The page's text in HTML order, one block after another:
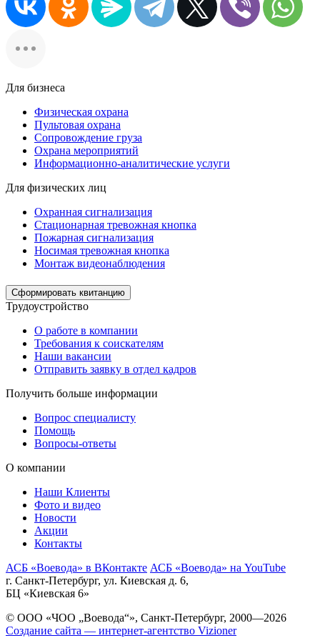
Для бизнеса
Физическая охрана
Пультовая охрана
Сопровождение груза
Охрана мероприятий
Информационно-аналитические услуги
Для физических лиц
Охранная сигнализация
Стационарная тревожная кнопка
Пожарная сигнализация
Носимая тревожная кнопка
Монтаж видеонаблюдения
Сформировать квитанцию
Трудоустройство
О работе в компании
Требования к соискателям
Наши вакансии
Отправить заявку в отдел кадров
Получить больше информации
Вопрос специалисту
Помощь
Вопросы-ответы
О компании
Наши Клиенты
Фото и видео
Новости
Акции
Контакты
АСБ «Воевода» в ВКонтакте АСБ «Воевода» на YouTube
г. Санкт-Петербург, ул. Киевская д. 6,
БЦ «Киевская 6»
© ООО «ЧОО „Воевода“», Санкт-Петербург, 2000—2026
Создание сайта — интернет-агентство Vizioner